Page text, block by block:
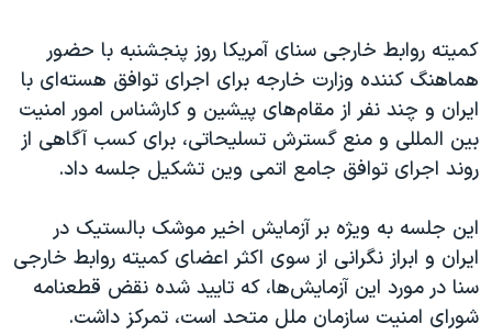
تریبونال مردمی آبان ۹۸
دادگاه حمید نوری
چهل سال گروگان‌گیری
قانون شفافیت دارائی کادر رهبری ایران
اسرائیل در جنگ
نرگس محمدی برنده جایزه نوبل صلح
همایش محافظه‌کاران آمریکا «سی‌پک»
کمیته روابط خارجی سنای آمریکا روز پنجشنبه با حضور
هماهنگ کننده وزارت خارجه برای اجرای توافق هسته‌ای با
ایران و چند نفر از مقام‌های پیشین و کارشناس امور امنیت
بین المللی و منع گسترش تسلیحاتی، برای کسب آگاهی از
روند اجرای توافق جامع اتمی وین تشکیل جلسه داد.
این جلسه به ویژه بر آزمایش اخیر موشک بالستیک در
ایران و ابراز نگرانی از سوی اکثر اعضای کمیته روابط خارجی
سنا در مورد این آزمایش‌ها، که تایید شده نقض قطعنامه
شورای امنیت سازمان ملل متحد است، تمرکز داشت.